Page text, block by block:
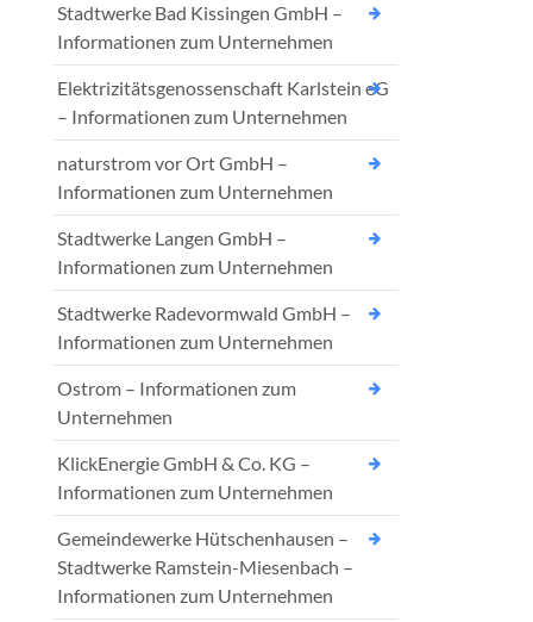
Stadtwerke Bad Kissingen GmbH –
Informationen zum Unternehmen
Elektrizitätsgenossenschaft Karlstein eG
– Informationen zum Unternehmen
naturstrom vor Ort GmbH –
Informationen zum Unternehmen
Stadtwerke Langen GmbH –
Informationen zum Unternehmen
Stadtwerke Radevormwald GmbH –
Informationen zum Unternehmen
Ostrom – Informationen zum
Unternehmen
KlickEnergie GmbH & Co. KG –
Informationen zum Unternehmen
Gemeindewerke Hütschenhausen –
Stadtwerke Ramstein-Miesenbach –
Informationen zum Unternehmen